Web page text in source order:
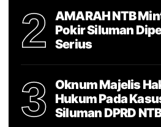
2
AMARAH NTB
Pokir Siluman
Serius
3
Oknum Majelis
Hukum Pada
Siluman DPRD